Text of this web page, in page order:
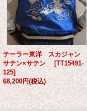
テーラー東洋 スカジャン
サテン×サテン [TT15491-
125]
68,200円(税込)